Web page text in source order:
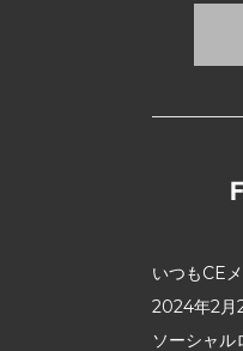
いつもCE
2024年2月
ソーシャ